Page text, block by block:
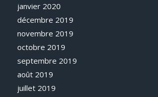
janvier 2020
décembre 2019
novembre 2019
octobre 2019
septembre 2019
août 2019
juillet 2019